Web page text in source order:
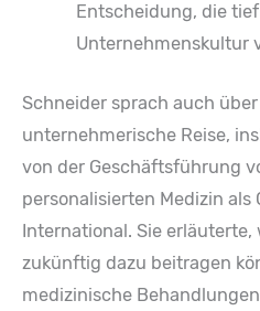
Entscheidung, die
Unternehmenskultur
Schneider sprach auch
unternehmerische Reise,
von der Geschäftsführung
personalisierten Medizin als
International. Sie
zukünftig dazu beitragen
medizinische